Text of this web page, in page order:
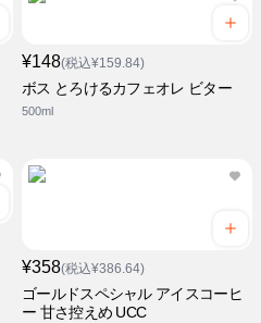
¥148(税込¥159.84)
ボス とろけるカフェオレ ビター
500ml
¥358(税込¥386.64)
ゴールドスペシャル アイスコーヒ
ー 甘さ控えめ UCC